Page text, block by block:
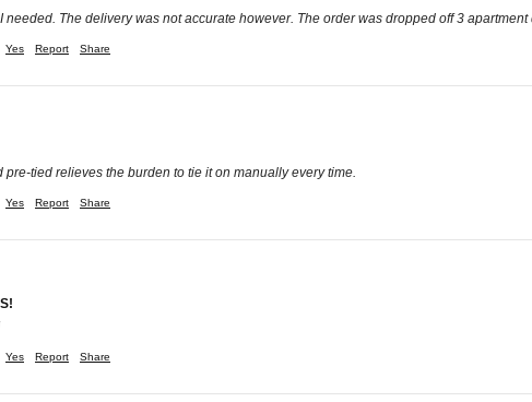
needed. The delivery was not accurate however. The order was dropped off 3
Yes Report Share
tied relieves the burden to tie it on manually every time.
Yes Report Share
Yes Report Share